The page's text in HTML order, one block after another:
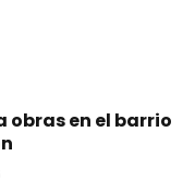
obras en el barrio